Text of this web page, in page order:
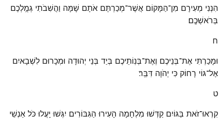
הִנְנִי מְעִירָם מִן־הַמָּקוֹם אֲשֶׁר־מְכַרְתֶּם אֹתָם שָׁמָּה וַהֲשִׁבֹתִי גְמֻֽלְכֶם
בְּרֹאשְׁכֶֽם׃
ח
וּמָכַרְתִּי אֶת־בְּנֵיכֶם וְאֶת־בְּנֽוֹתֵיכֶם בְּיַד בְּנֵי יְהוּדָה וּמְכָרוּם לִשְׁבָאיִם
אֶל־גּוֹי רָחוֹק כִּי יְהֹוָה דִּבֵּֽר׃
ט
קִרְאוּ־זֹאת בַּגּוֹיִם קַדְּשׁוּ מִלְחָמָה הָעִירוּ הַגִּבּוֹרִים יִגְּשׁוּ יַֽעֲלוּ כֹּל אַנְשֵׁי